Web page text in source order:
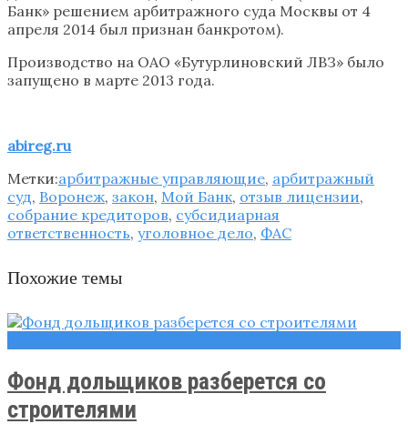
Банк» решением арбитражного суда Москвы от 4
апреля 2014 был признан банкротом).
Производство на ОАО «Бутурлиновский ЛВЗ» было
запущено в марте 2013 года.
abireg.ru
Метки:арбитражные управляющие, арбитражный
суд, Воронеж, закон, Мой Банк, отзыв лицензии,
собрание кредиторов, субсидиарная
ответственность, уголовное дело, ФАС
Похожие темы
Фонд дольщиков разберется со
строителями